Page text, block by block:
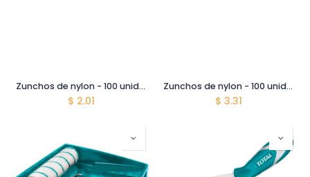
Zunchos de nylon - 100 unidades - 200mm x 3.6 mm - color blanco
$ 2.01
Zunchos de nylon - 100 unidades - 300mm x 4.8 mm. - color blanco
$ 3.31